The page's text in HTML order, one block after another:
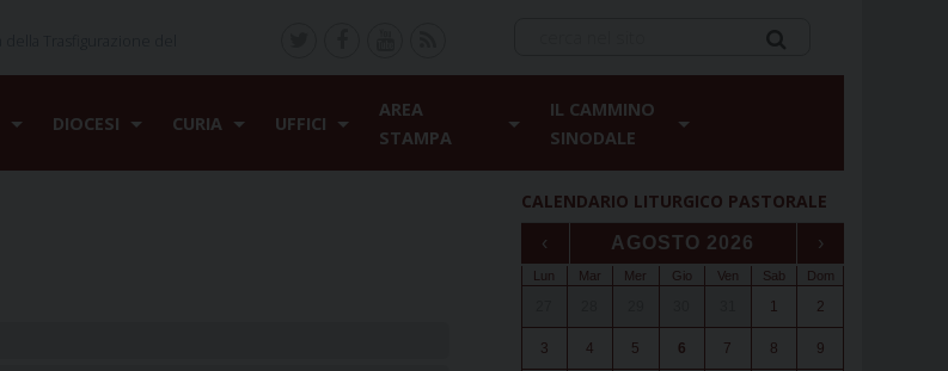
DIOCESI CURIA UFFICI
AREA
STAMPA
IL CAMMINO
SINODALE
CALENDARIO LITURGICO PASTORALE
‹ AGOSTO 2026 ›
Lun Mar Mer Gio Ven Sab Dom
1 2
3 4 5 6 7 8 9